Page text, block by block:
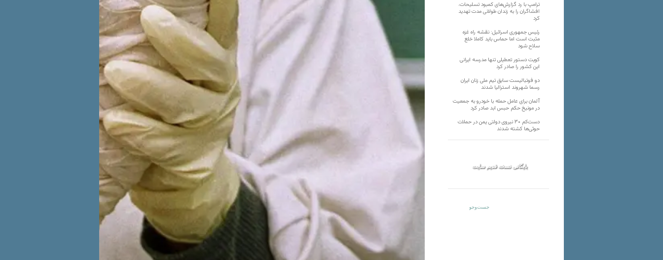
ترامپ با رد گزارش‌های کمبود تسلیحات،
افشاگران را به زندان طولانی مدت تهدید
کرد
رئیس‌ جمهوری اسرائیل: نقشه راه غزه
مثبت است اما حماس باید کاملا خلع
سلاح شود
کویت دستور تعطیلی تنها مدرسه ایرانی
این کشور را صادر کرد
دو فوتبالیست سابق تیم ملی زنان ایران
رسما شهروند استرالیا شدند
آلمان برای عامل حمله با خودرو به جمعیت
در مونیخ حکم حبس ابد صادر کرد
دست‌کم ۳۰ نیروی دولتی یمن در حملات
حوثی‌ها کشته شدند
بایگانی نسخه قدیم سایت